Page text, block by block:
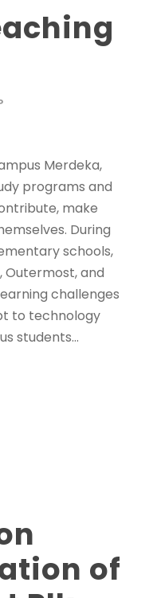
Merdeka,
programs and
make
During
schools,
Outermost, and
challenges
to technology
students...
of